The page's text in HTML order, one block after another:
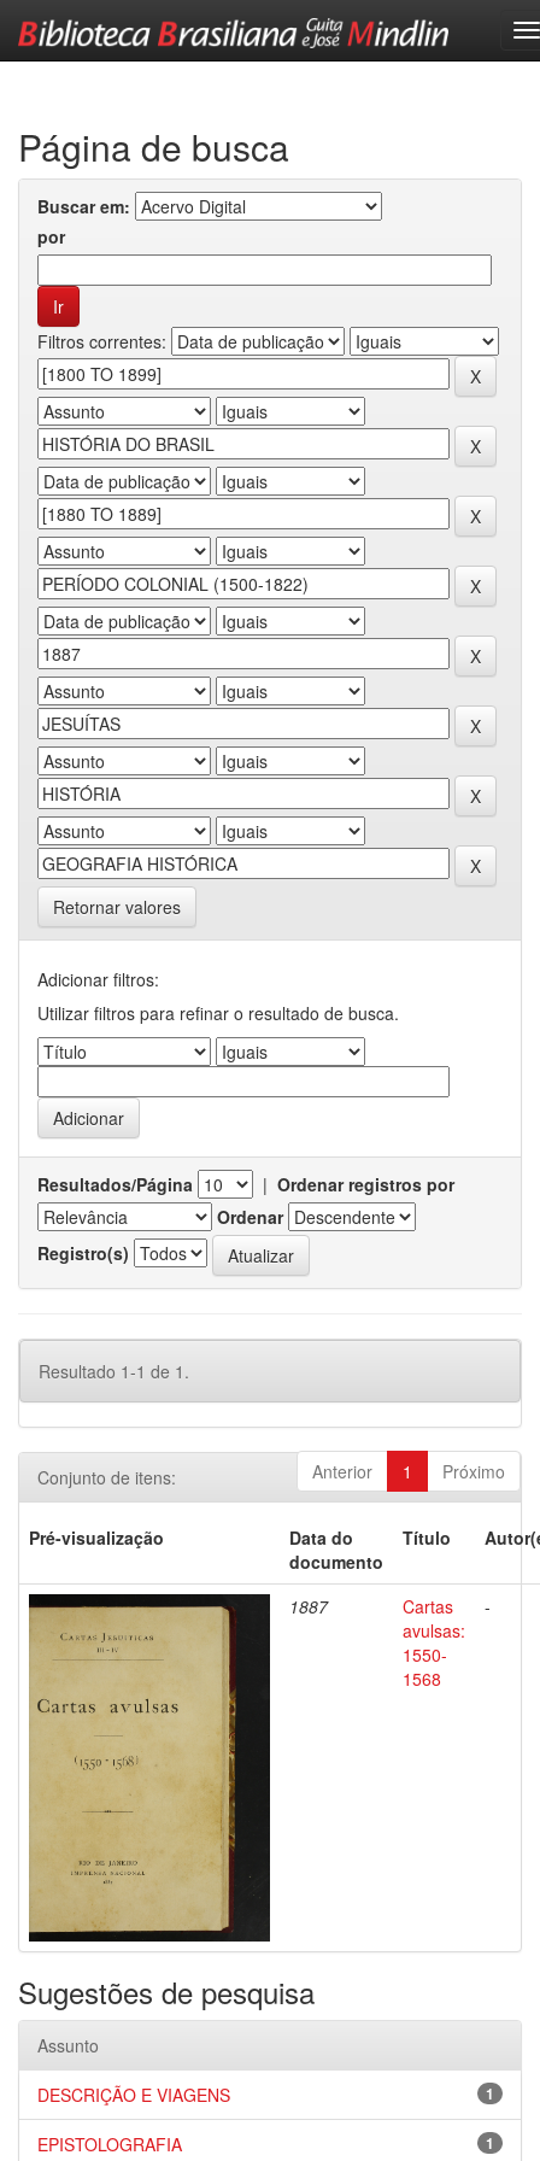
Página de busca
Buscar em:
por
Filtros correntes:
Retornar valores
Adicionar filtros:
Utilizar filtros para refinar o resultado de busca.
Resultados/Página | Ordenar registros por
Ordenar
Registro(s)
Resultado 1-1 de 1.
Anterior 1 Próximo
Conjunto de itens:
Pré-visualização
Data do
documento
Título
1887
Cartas
avulsas:
1550-
1568
-
Sugestões de pesquisa
Assunto
1
DESCRIÇÃO E VIAGENS
1
EPISTOLOGRAFIA